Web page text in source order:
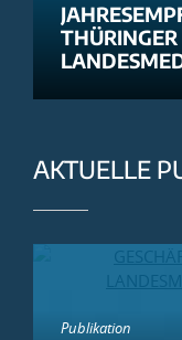
THÜRINGER
AKTUELLE
Publikation